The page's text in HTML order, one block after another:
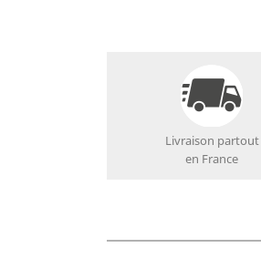
Livraison partout
en France